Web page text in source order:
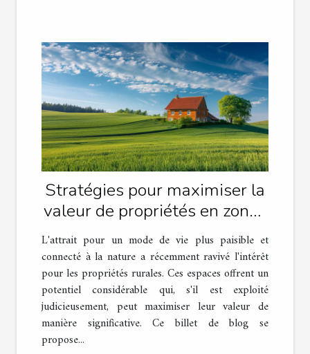
Stratégies pour maximiser la
valeur de propriétés en zones
rurales
L'attrait pour un mode de vie plus paisible et
connecté à la nature a récemment ravivé l'intérêt
pour les propriétés rurales. Ces espaces offrent un
potentiel considérable qui, s'il est exploité
judicieusement, peut maximiser leur valeur de
manière significative. Ce billet de blog se
propose...